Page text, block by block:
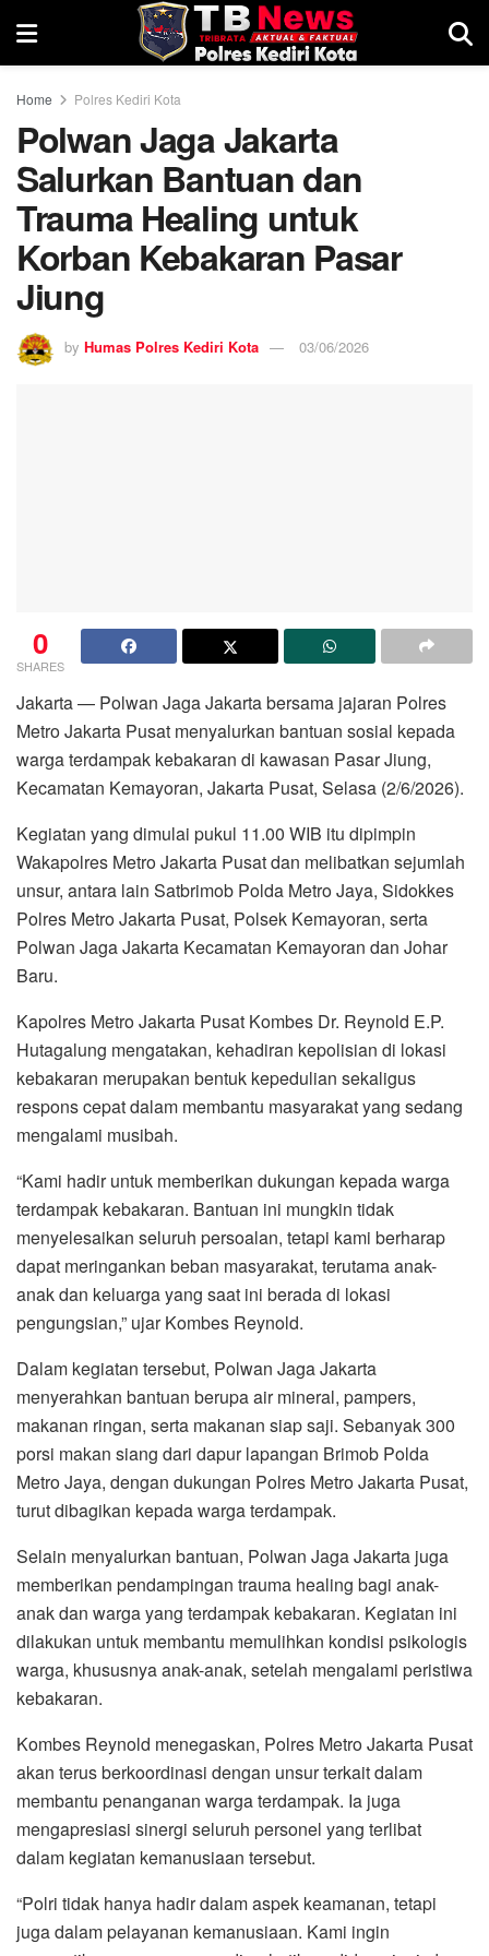
Home Polres Kediri Kota
Polwan Jaga Jakarta
Salurkan Bantuan dan
Trauma Healing untuk
Korban Kebakaran Pasar
Jiung
by Humas Polres Kediri Kota 03/06/2026
0
SHARES
Jakarta — Polwan Jaga Jakarta bersama jajaran Polres
Metro Jakarta Pusat menyalurkan bantuan sosial kepada
warga terdampak kebakaran di kawasan Pasar Jiung,
Kecamatan Kemayoran, Jakarta Pusat, Selasa (2/6/2026).
Kegiatan yang dimulai pukul 11.00 WIB itu dipimpin
Wakapolres Metro Jakarta Pusat dan melibatkan sejumlah
unsur, antara lain Satbrimob Polda Metro Jaya, Sidokkes
Polres Metro Jakarta Pusat, Polsek Kemayoran, serta
Polwan Jaga Jakarta Kecamatan Kemayoran dan Johar
Baru.
Kapolres Metro Jakarta Pusat Kombes Dr. Reynold E.P.
Hutagalung mengatakan, kehadiran kepolisian di lokasi
kebakaran merupakan bentuk kepedulian sekaligus
respons cepat dalam membantu masyarakat yang sedang
mengalami musibah.
“Kami hadir untuk memberikan dukungan kepada warga
terdampak kebakaran. Bantuan ini mungkin tidak
menyelesaikan seluruh persoalan, tetapi kami berharap
dapat meringankan beban masyarakat, terutama anak-
anak dan keluarga yang saat ini berada di lokasi
pengungsian,” ujar Kombes Reynold.
Dalam kegiatan tersebut, Polwan Jaga Jakarta
menyerahkan bantuan berupa air mineral, pampers,
makanan ringan, serta makanan siap saji. Sebanyak 300
porsi makan siang dari dapur lapangan Brimob Polda
Metro Jaya, dengan dukungan Polres Metro Jakarta Pusat,
turut dibagikan kepada warga terdampak.
Selain menyalurkan bantuan, Polwan Jaga Jakarta juga
memberikan pendampingan trauma healing bagi anak-
anak dan warga yang terdampak kebakaran. Kegiatan ini
dilakukan untuk membantu memulihkan kondisi psikologis
warga, khususnya anak-anak, setelah mengalami peristiwa
kebakaran.
Kombes Reynold menegaskan, Polres Metro Jakarta Pusat
akan terus berkoordinasi dengan unsur terkait dalam
membantu penanganan warga terdampak. Ia juga
mengapresiasi sinergi seluruh personel yang terlibat
dalam kegiatan kemanusiaan tersebut.
“Polri tidak hanya hadir dalam aspek keamanan, tetapi
juga dalam pelayanan kemanusiaan. Kami ingin